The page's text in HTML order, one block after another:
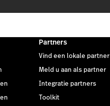
Partners
Vind een lokale partner
Meld u aan als partner
Integratie partners
Toolkit